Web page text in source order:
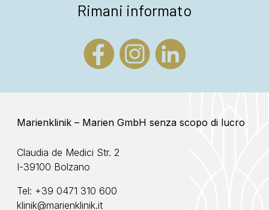
Rimani informato
Marienklinik – Marien GmbH senza scopo di lucro
Claudia de Medici Str. 2
I-39100 Bolzano
Tel: +39 0471 310 600
klinik@marienklinik.it